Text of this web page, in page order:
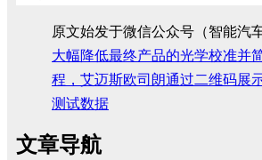
原文始发于微信公众号（智能汽
大幅降低最终产品的光学校准并
程，艾迈斯欧司朗通过二维码展
测试数据
文章导航